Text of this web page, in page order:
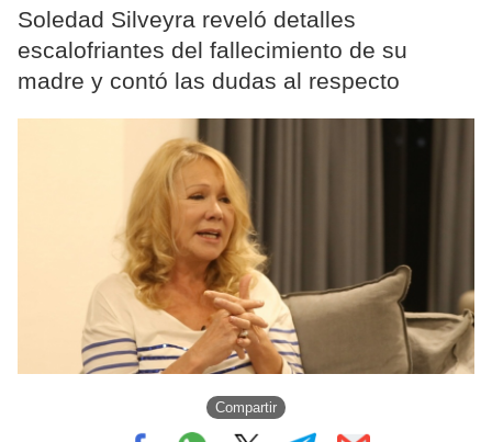
Soledad Silveyra reveló detalles
escalofriantes del fallecimiento de su
madre y contó las dudas al respecto
Compartir